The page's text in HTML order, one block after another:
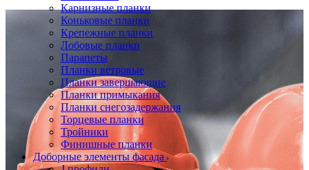
Карнизные планки
Коньковые планки
Крепежные планки
Лобовые планки
Парапеты
Планки ветровые
Планки завершающие
Планки примыкания
Планки снегозадержания
Торцевые планки
Тройники
Финишные планки
Доборные элементы фасада